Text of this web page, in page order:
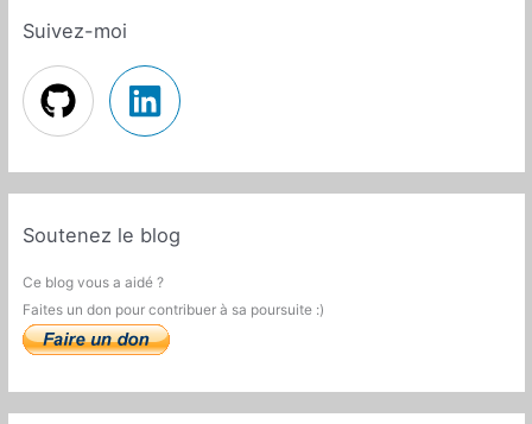
Suivez-moi
Soutenez le blog
Ce blog vous a aidé ?
Faites un don pour contribuer à sa poursuite :)